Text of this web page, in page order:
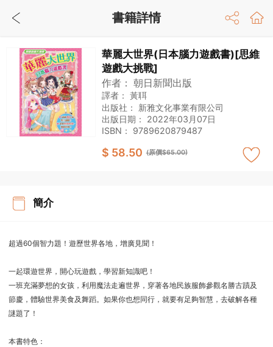
華麗大世界(日本腦力遊戲書)[思維
遊戲大挑戰]
作者： 朝日新聞出版
譯者： 黃聑
出版社： 新雅文化事業有限公司
出版日期： 2022年03月07日
ISBN： 9789620879487
$ 58.50 (原價$65.00)
簡介
超過60個智力題！遊歷世界各地，增廣見聞！
一起環遊世界，開心玩遊戲，學習新知識吧！
一班充滿夢想的女孩，利用魔法走遍世界，穿著各地民族服飾參觀名勝古蹟及
節慶，體驗世界美食及舞蹈。如果你也想同行，就要有足夠智慧，去破解各種
謎題了！
本書特色：
書籍詳情